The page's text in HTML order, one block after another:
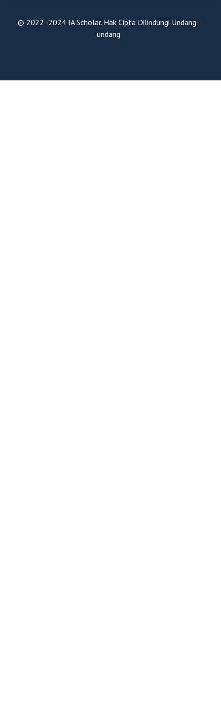
© 2022 -2024 IA Scholar. Hak Cipta Dilindungi Undang-
undang